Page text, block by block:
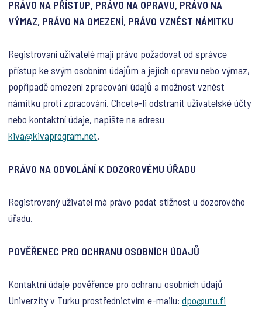
PRÁVO NA PŘÍSTUP, PRÁVO NA OPRAVU, PRÁVO NA
VÝMAZ, PRÁVO NA OMEZENÍ, PRÁVO VZNÉST NÁMITKU
Registrovaní uživatelé mají právo požadovat od správce
přístup ke svým osobním údajům a jejich opravu nebo výmaz,
popřípadě omezení zpracování údajů a možnost vznést
námitku proti zpracování. Chcete-li odstranit uživatelské účty
nebo kontaktní údaje, napište na adresu
kiva@kivaprogram.net.
PRÁVO NA ODVOLÁNÍ K DOZOROVÉMU ÚŘADU
Registrovaný uživatel má právo podat stížnost u dozorového
úřadu.
POVĚŘENEC PRO OCHRANU OSOBNÍCH ÚDAJŮ
Kontaktní údaje pověřence pro ochranu osobních údajů
Univerzity v Turku prostřednictvím e-mailu:dpo@utu.fi